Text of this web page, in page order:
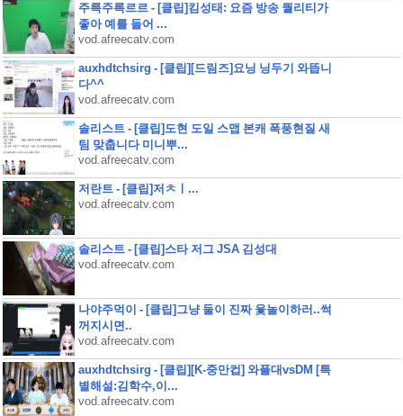
주륵주륵르르 - [클립]킴성태: 요즘 방송 퀄리티가
좋아 예를 들어 ...
vod.afreecatv.com
auxhdtchsirg - [클립][드림즈]요닝 닝두기 와뜹니
다^^
vod.afreecatv.com
솔리스트 - [클립]도현 도일 스맵 본캐 폭풍현질 새
팀 맞춥니다 미니뿌...
vod.afreecatv.com
저란트 - [클립]저ㅊㅣ...
vod.afreecatv.com
솔리스트 - [클립]스타 저그 JSA 김성대
vod.afreecatv.com
나야주먹이 - [클립]그냥 둘이 진짜 윷놀이하러..썩
꺼지시면..
vod.afreecatv.com
auxhdtchsirg - [클립][K-중만컵] 와플대vsDM [특
별해설:김학수,이...
vod.afreecatv.com